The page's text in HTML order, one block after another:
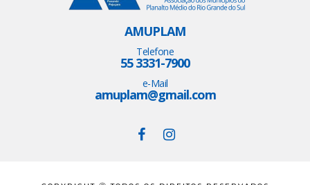
AMUPLAM
Telefone
55 3331-7900
e-Mail
amuplam@gmail.com